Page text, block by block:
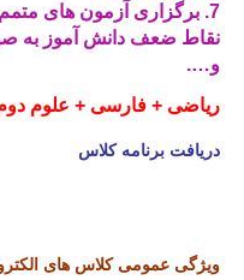
7. برگزاری آزمون های
نقاط ضعف دانش آموز به
و….
ریاضی + فارسی + علوم
دریافت برنامه کلاس
ویژگی عمومی کلاس های